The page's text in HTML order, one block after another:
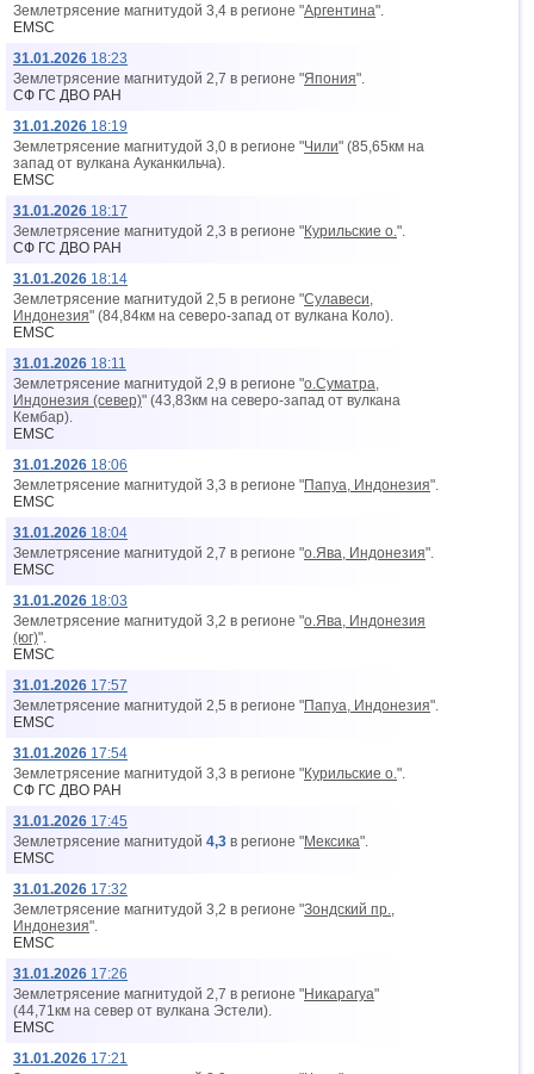
Землетрясение магнитудой 3,4 в регионе "Аргентина".
EMSC
31.01.2026 18:23
Землетрясение магнитудой 2,7 в регионе "Япония".
СФ ГС ДВО РАН
31.01.2026 18:19
Землетрясение магнитудой 3,0 в регионе "Чили" (85,65км на
запад от вyлкана Ауканкильча).
EMSC
31.01.2026 18:17
Землетрясение магнитудой 2,3 в регионе "Курильские о.".
СФ ГС ДВО РАН
31.01.2026 18:14
Землетрясение магнитудой 2,5 в регионе "Сулавеси,
Индонезия" (84,84км на северо-запад от вyлкана Коло).
EMSC
31.01.2026 18:11
Землетрясение магнитудой 2,9 в регионе "о.Суматра,
Индонезия (север)" (43,83км на северо-запад от вyлкана
Кембар).
EMSC
31.01.2026 18:06
Землетрясение магнитудой 3,3 в регионе "Папуа, Индонезия".
EMSC
31.01.2026 18:04
Землетрясение магнитудой 2,7 в регионе "о.Ява, Индонезия".
EMSC
31.01.2026 18:03
Землетрясение магнитудой 3,2 в регионе "о.Ява, Индонезия
(юг)".
EMSC
31.01.2026 17:57
Землетрясение магнитудой 2,5 в регионе "Папуа, Индонезия".
EMSC
31.01.2026 17:54
Землетрясение магнитудой 3,3 в регионе "Курильские о.".
СФ ГС ДВО РАН
31.01.2026 17:45
Землетрясение магнитудой 4,3 в регионе "Мексика".
EMSC
31.01.2026 17:32
Землетрясение магнитудой 3,2 в регионе "Зондский пр.,
Индонезия".
EMSC
31.01.2026 17:26
Землетрясение магнитудой 2,7 в регионе "Никарагуа"
(44,71км на север от вyлкана Эстели).
EMSC
31.01.2026 17:21